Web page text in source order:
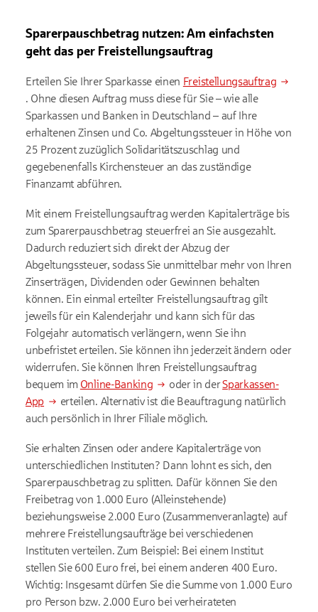
Sparerpauschbetrag nutzen: Am einfachsten
geht das per Freistellungsauftrag
Erteilen Sie Ihrer Sparkasse einen Freistellungsauftrag
. Ohne diesen Auftrag muss diese für Sie – wie alle
Sparkassen und Banken in Deutschland – auf Ihre
erhaltenen Zinsen und Co. Abgeltungssteuer in Höhe von
25 Prozent zuzüglich Solidaritätszuschlag und
gegebenenfalls Kirchensteuer an das zuständige
Finanzamt abführen.
Mit einem Freistellungsauftrag werden Kapitalerträge bis
zum Sparerpauschbetrag steuerfrei an Sie ausgezahlt.
Dadurch reduziert sich direkt der Abzug der
Abgeltungssteuer, sodass Sie unmittelbar mehr von Ihren
Zinserträgen, Dividenden oder Gewinnen behalten
können. Ein einmal erteilter Freistellungsauftrag gilt
jeweils für ein Kalenderjahr und kann sich für das
Folgejahr automatisch verlängern, wenn Sie ihn
unbefristet erteilen. Sie können ihn jederzeit ändern oder
widerrufen. Sie können Ihren Freistellungsauftrag
bequem im Online-Banking oder in derSparkassen-
App
erteilen. Alternativ ist die Beauftragung natürlich
auch persönlich in Ihrer Filiale möglich.
Sie erhalten Zinsen oder andere Kapitalerträge von
unterschiedlichen Instituten? Dann lohnt es sich, den
Sparerpauschbetrag zu splitten. Dafür können Sie den
Freibetrag von 1.000 Euro (Alleinstehende)
beziehungsweise 2.000 Euro (Zusammenveranlagte) auf
mehrere Freistellungsaufträge bei verschiedenen
Instituten verteilen. Zum Beispiel: Bei einem Institut
stellen Sie 600 Euro frei, bei einem anderen 400 Euro.
Wichtig: Insgesamt dürfen Sie die Summe von 1.000 Euro
pro Person bzw. 2.000 Euro bei verheirateten